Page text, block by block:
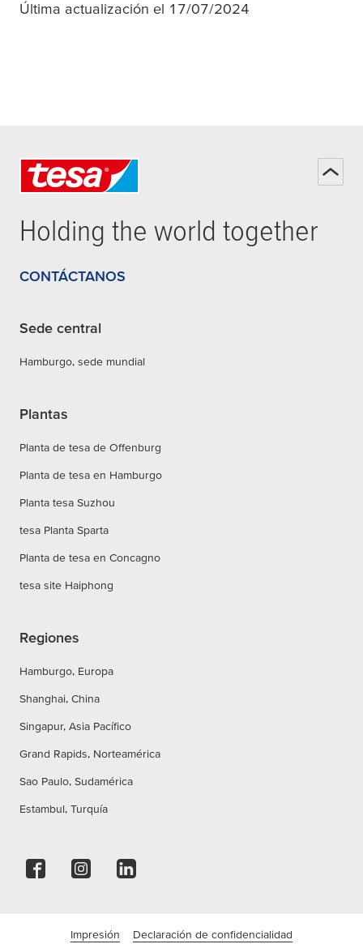
Última actualización el 17/07/2024
Holding the world together
CONTÁCTANOS
Sede central
Hamburgo, sede mundial
Plantas
Planta de tesa de Offenburg
Planta de tesa en Hamburgo
Planta tesa Suzhou
tesa Planta Sparta
Planta de tesa en Concagno
tesa site Haiphong
Regiones
Hamburgo, Europa
Shanghai, China
Singapur, Asia Pacífico
Grand Rapids, Norteamérica
Sao Paulo, Sudamérica
Estambul, Turquía
Impresión Declaración de confidencialidad